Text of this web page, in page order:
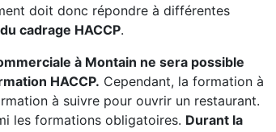
doit donc répondre à différentes
cadrage HACCP.
à Montain ne sera possible
HACCP. Cependant, la formation à
à suivre pour ouvrir un restaurant.
les formations obligatoires. Durant la